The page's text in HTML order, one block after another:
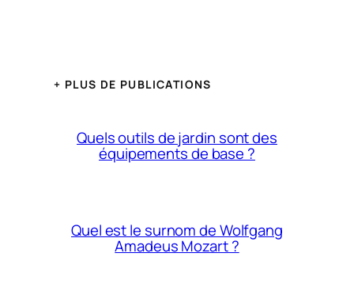
+ PLUS DE PUBLICATIONS
Quels outils de jardin sont des
équipements de base ?
Quel est le surnom de Wolfgang
Amadeus Mozart ?